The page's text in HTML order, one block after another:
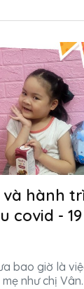
hành
covid - 19
bao giờ là
như chị